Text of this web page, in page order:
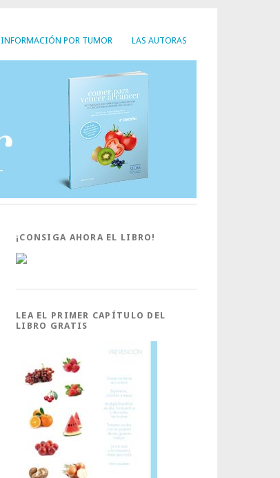
INFORMACIÓN POR TUMOR LAS AUTORAS
¡CONSIGA AHORA EL LIBRO!
LEA EL PRIMER CAPÍTULO DEL
LIBRO GRATIS